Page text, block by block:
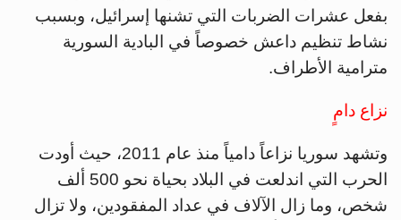
بفعل عشرات الضربات التي تشنها إسرائيل، وبسبب
نشاط تنظيم داعش خصوصاً في البادية السورية
مترامية الأطراف.
نزاع دامٍ
وتشهد سوريا نزاعاً دامياً منذ عام 2011، حيث أودت
الحرب التي اندلعت في البلاد بحياة نحو 500 ألف
شخص، وما زال الآلاف في عداد المفقودين، ولا تزال